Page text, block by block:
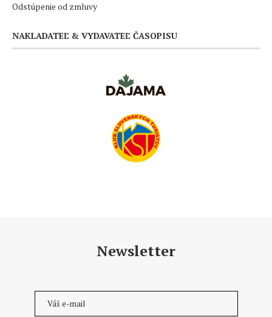
Odstúpenie od zmluvy
NAKLADATEĽ & VYDAVATEĽ ČASOPISU
Newsletter